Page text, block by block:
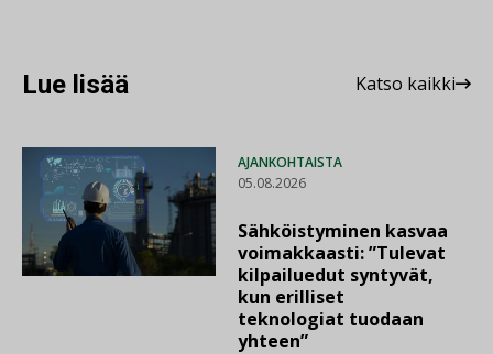
Lue lisää Katso kaikki
AJANKOHTAISTA
05.08.2026
Sähköistyminen kasvaa
voimakkaasti: ”Tulevat
kilpailuedut syntyvät,
kun erilliset
teknologiat tuodaan
yhteen”